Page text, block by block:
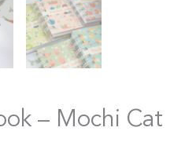
– Mochi Cat